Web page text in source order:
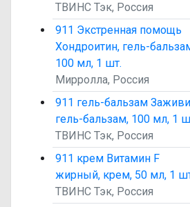
ТВИНС Тэк, Россия
911 Экстренная помощь
Хондроитин, гель-
100 мл, 1 шт.
Мирролла, Россия
911 гель-бальзам
гель-бальзам, 100 мл, 1
ТВИНС Тэк, Россия
911 крем Витамин F
жирный, крем, 50 мл, 1
ТВИНС Тэк, Россия